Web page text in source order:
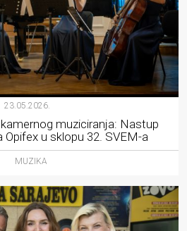
23.05.2026.
muziciranja: Nastup
u sklopu 32. SVEM-a
MUZIKA